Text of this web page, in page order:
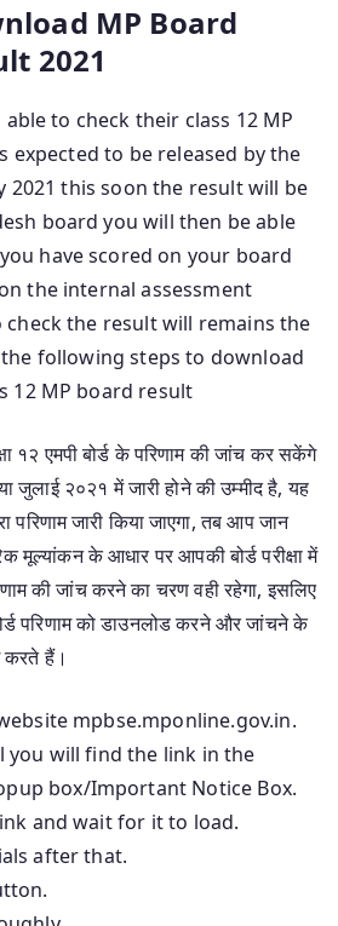
MP Board
2021
to check their class 12 MP
expected to be released by the
2021 this soon the result will be
board you will then be able
have scored on your board
the internal assessment
the result will remains the
following steps to download
12 MP board result
१२ एमपी बोर्ड के परिणाम की जांच कर सकेंगे
२०२१ में जारी होने की उम्मीद है, यह
परिणाम जारी किया जाएगा, तब आप जान
मूल्यांकन के आधार पर आपकी बोर्ड परीक्षा में
की जांच करने का चरण वही रहेगा, इसलिए
परिणाम को डाउनलोड करने और जांचने के
करते हैं।
mpbse.mponline.gov.in.
you will find the link in the
box/Important Notice Box.
and wait for it to load.
after that.